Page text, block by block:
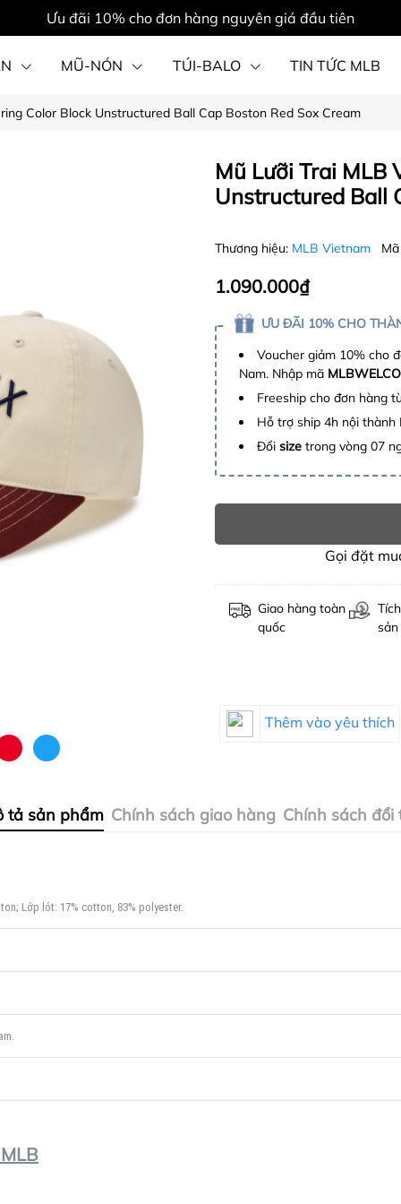
Ưu đãi 10% cho đơn hàng nguyên giá đầu tiên
MŨ-NÓN TÚI-BALO TIN TỨC MLB
PHỤ KIỆN
Color Block Unstructured Ball Cap Boston Red Sox Cream
Mũ Lưỡi Trai MLB
Unstructured Ball
Thương hiệu: MLB Vietnam
1.090.000₫
ƯU ĐÃI 10% CHO
Voucher giảm 10% cho
Nam. Nhập mã
Freeship cho đơn hàng
Hỗ trợ ship 4h nội thành
Đổi size trong vòng 07
Gọi đặt
Giao hàng toàn
quốc
Thêm vào yêu thích
tả sản phẩm Chính sách giao hàng Chính sách đổi
Lớp lót: 17% cotton, 83% polyester.